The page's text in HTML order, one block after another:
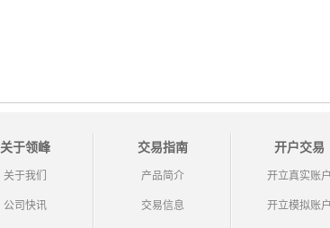
关于领峰
关于我们
公司快讯
交易指南
产品简介
交易信息
开户交易
开立真实账户
开立模拟账户